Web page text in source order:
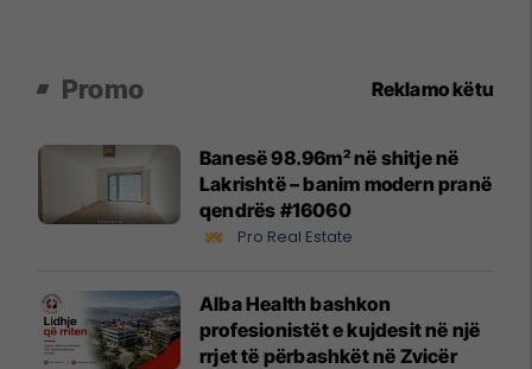
Promo Reklamo këtu
Banesë 98.96m² në shitje në
Lakrishtë – banim modern pranë
qendrës #16060
Pro Real Estate
Alba Health bashkon
profesionistët e kujdesit në një
rrjet të përbashkët në Zvicër